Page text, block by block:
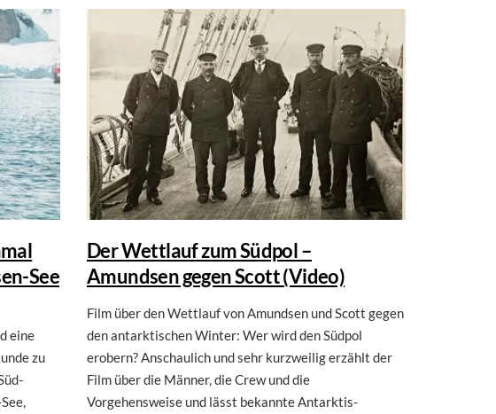
See
eine
zu
Der Wettlauf zum Südpol –
Amundsen gegen Scott (Video)
Film über den Wettlauf von Amundsen und Scott gegen
den antarktischen Winter: Wer wird den Südpol
erobern? Anschaulich und sehr kurzweilig erzählt der
Film über die Männer, die Crew und die
Vorgehensweise und lässt bekannte Antarktis-